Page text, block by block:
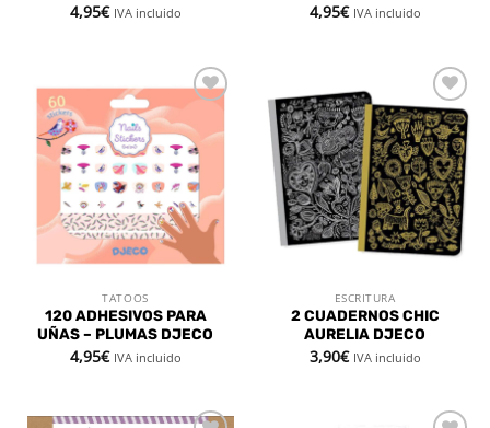
4,95€ IVA incluido 4,95€ IVA incluido
a la
lista de
deseos
TATOOS
120 ADHESIVOS PARA
UÑAS – PLUMAS DJECO
4,95€ IVA incluido
Añadir
a la
lista de
deseos
ESCRITURA
2 CUADERNOS CHIC
AURELIA DJECO
3,90€ IVA incluido